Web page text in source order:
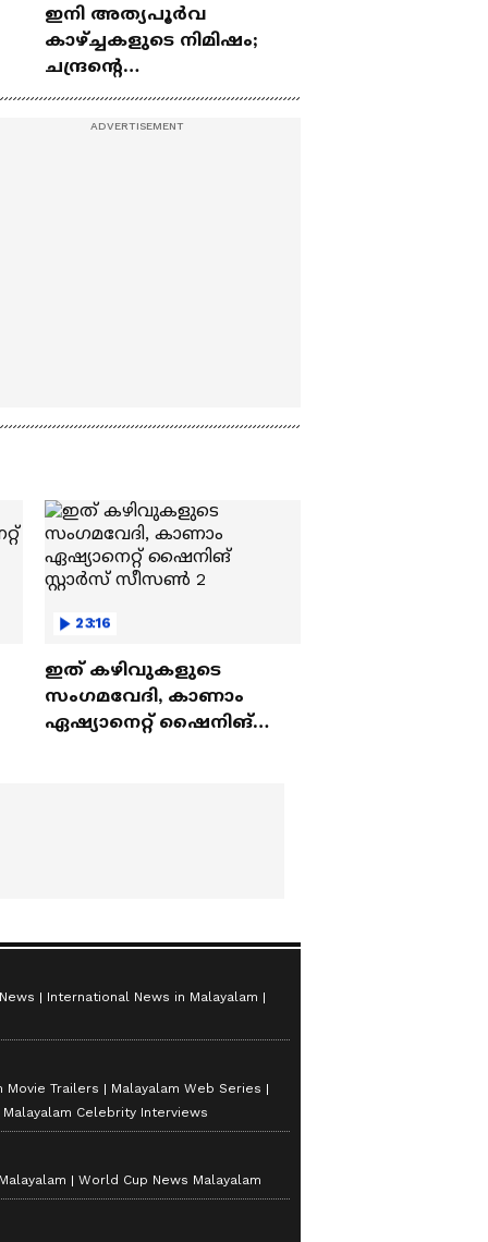
ഇനി അത്യപൂര്‍വ
കാഴ്ച്ചകളുടെ നിമിഷം;
ചന്ദ്രന്റെ
23:16
ഇത് കഴിവുകളുടെ
സംഗമവേദി, കാണാം
ഏഷ്യാനെറ്റ് ഷൈനിങ്
International News in Malayalam
Movie Trailers
Malayalam Web Series
Malayalam Celebrity Interviews
World Cup News Malayalam